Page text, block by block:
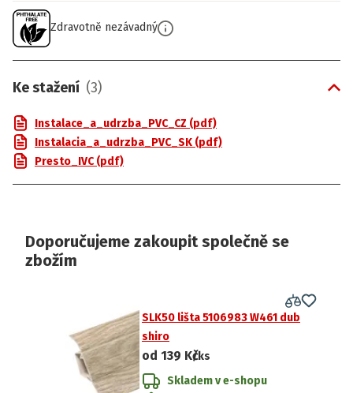
Zdravotně nezávadný
Ke stažení (3)
Instalace_a_udrzba_PVC_CZ (pdf)
Instalacia_a_udrzba_PVC_SK (pdf)
Presto_IVC (pdf)
Doporučujeme zakoupit společně se
zbožím
SLK50 lišta 5106983 W461 dub
shiro
od 139 Kč/ks
Skladem v e-shopu